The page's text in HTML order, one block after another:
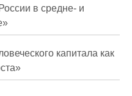
в средне- и
капитала как